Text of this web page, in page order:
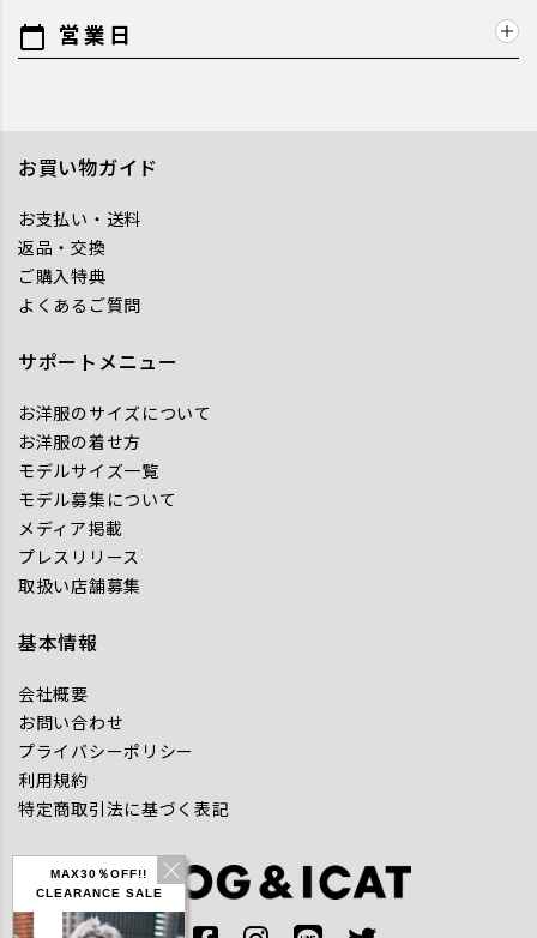
MAX30％OFF!!
CLEARANCE SALE
calendar_today 営業日
お買い物ガイド
お支払い・送料
返品・交換
ご購入特典
よくあるご質問
サポートメニュー
お洋服のサイズについて
お洋服の着せ方
モデルサイズ一覧
モデル募集について
メディア掲載
プレスリリース
取扱い店舗募集
基本情報
会社概要
お問い合わせ
プライバシーポリシー
利用規約
特定商取引法に基づく表記